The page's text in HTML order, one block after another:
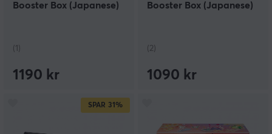
Booster Box (Japanese)
(1)
1190 kr
Booster Box (Japanese)
(2)
1090 kr
SPAR 31%